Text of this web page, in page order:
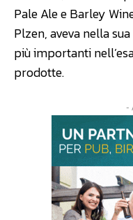
Pale Ale e Barley
Plzen, aveva nella sua
più importanti
prodotte.
-